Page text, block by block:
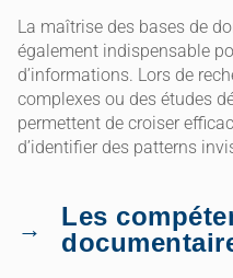
La maîtrise des bases de
également indispensable
d’informations. Lors de
complexes ou des études
permettent de croiser
d’identifier des patterns
Les